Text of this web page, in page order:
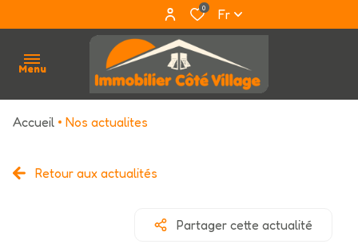
0 Fr
Menu
qui
Accueil Nos actualites
Retour aux actualités
Partager cette actualité